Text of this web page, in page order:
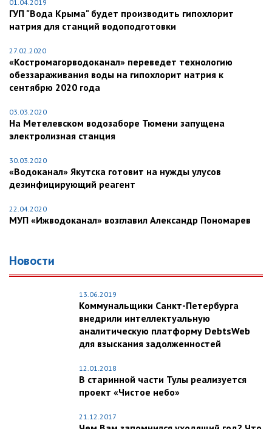
01.04.2019
ГУП "Вода Крыма" будет производить гипохлорит
натрия для станций водоподготовки
27.02.2020
«Костромагорводоканал» переведет технологию
обеззараживания воды на гипохлорит натрия к
сентябрю 2020 года
03.03.2020
На Метелевском водозаборе Тюмени запущена
электролизная станция
30.03.2020
«Водоканал» Якутска готовит на нужды улусов
дезинфицирующий реагент
22.04.2020
МУП «Ижводоканал» возглавил Александр Пономарев
Новости
13.06.2019
Коммунальщики Санкт-Петербурга
внедрили интеллектуальную
аналитическую платформу DebtsWeb
для взыскания задолженностей
12.01.2018
В старинной части Тулы реализуется
проект «Чистое небо»
21.12.2017